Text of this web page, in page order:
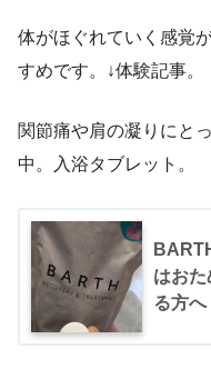
体がほぐれていく感覚
すめです。↓体験記事。
関節痛や肩の凝りにと
中。入浴タブレット。
はお
る方へ